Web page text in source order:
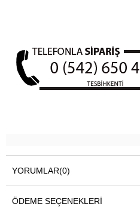
YORUMLAR(0)
ÖDEME SEÇENEKLERI